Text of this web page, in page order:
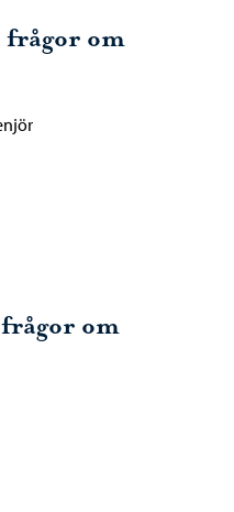
om
om